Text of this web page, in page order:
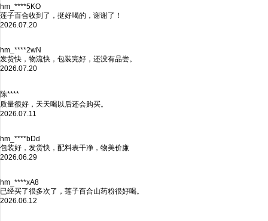
hm_****5KO
莲子百合收到了，挺好喝的，谢谢了！
2026.07.20
hm_****2wN
发货快，物流快，包装完好，还没有品尝。
2026.07.20
陈****
质量很好，天天喝以后还会购买。
2026.07.11
hm_****bDd
包装好，发货快，配料表干净，物美价廉
2026.06.29
hm_****xA8
已经买了很多次了，莲子百合山药粉很好喝。
2026.06.12